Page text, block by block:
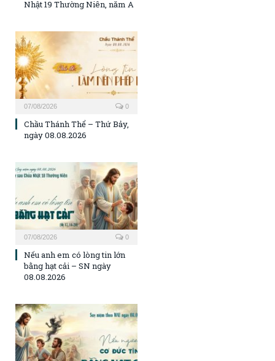
Nhật 19 Thường Niên, năm A
07/08/2026 0
Chầu Thánh Thể – Thứ Bảy,
ngày 08.08.2026
07/08/2026 0
Nếu anh em có lòng tin lớn
bằng hạt cải – SN ngày
08.08.2026